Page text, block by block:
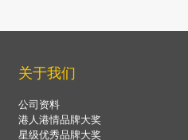
关于我们
公司资料
港人港情品牌大奖
星级优秀品牌大奖